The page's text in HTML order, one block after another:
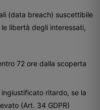
(data breach) suscettibile
libertà degli interessati,
72 ore dalla scoperta
ingiustificato ritardo, se la
(Art. 34 GDPR)